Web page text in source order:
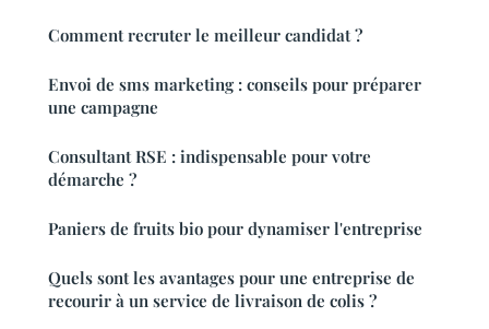
Comment recruter le meilleur candidat ?
Envoi de sms marketing : conseils pour préparer
une campagne
Consultant RSE : indispensable pour votre
démarche ?
Paniers de fruits bio pour dynamiser l'entreprise
Quels sont les avantages pour une entreprise de
recourir à un service de livraison de colis ?